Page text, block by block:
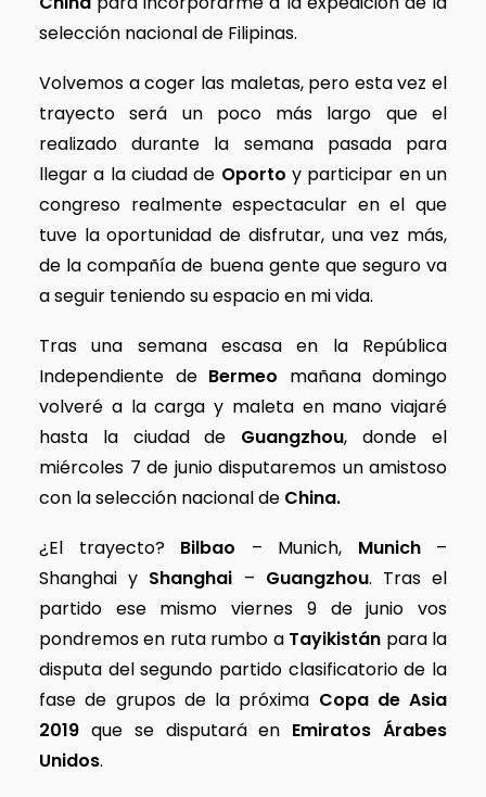
selección nacional de Filipinas.
Volvemos a coger las maletas, pero esta vez el
trayecto será un poco más largo que el
realizado durante la semana pasada para
llegar a la ciudad de Oporto y participar en un
congreso realmente espectacular en el que
tuve la oportunidad de disfrutar, una vez más,
de la compañía de buena gente que seguro va
a seguir teniendo su espacio en mi vida.
Tras una semana escasa en la República
Independiente de Bermeo mañana domingo
volveré a la carga y maleta en mano viajaré
hasta la ciudad de Guangzhou, donde el
miércoles 7 de junio disputaremos un amistoso
con la selección nacional de China.
¿El trayecto? Bilbao – Munich, Munich–
Shanghai y Shanghai – Guangzhou. Tras el
partido ese mismo viernes 9 de junio vos
pondremos en ruta rumbo a Tayikistán para la
disputa del segundo partido clasificatorio de la
fase de grupos de la próxima Copa de Asia
2019 que se disputará en Emiratos Árabes
Unidos.